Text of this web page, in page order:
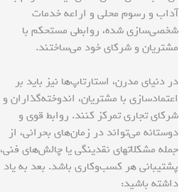
آداب و رسوم محلی و اراعه خدمات
شخصی‌سازی شده، روابطی مستحکم با
مشتریان و شرکای خود می‌ساختند.
در دنیای مدرن، استارتاپ‌ها نیز باید بر
اعتمادسازی با مشتریان، اندوخته‌گذاران و
شرکای تجاری تمرکز کنند. روابط قوی و
دوستانه می‌تواند در زمان‌های بحرانی، از
جمله مشکلاتهای نقدینگی یا چالش‌های فنی،
پشتیبانی هر کسب‌وکاری باشد. بعد به یاد
داشته باشید: